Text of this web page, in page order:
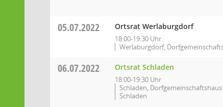
05.07.2022 Ortsrat Werlaburgdorf
18:00-19:30 Uhr
Werlaburgdorf,
06.07.2022 Ortsrat Schladen
18:00-19:30 Uhr
Schladen,
Schladen